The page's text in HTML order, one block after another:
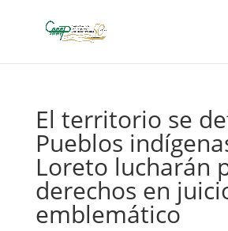
El territorio se
Pueblos
Loreto lucharán
derechos en
emblemático